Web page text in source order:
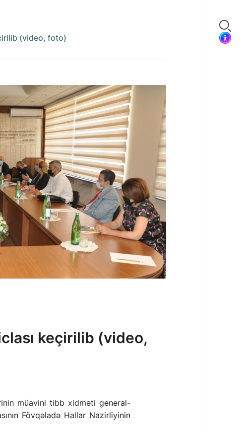
(video, foto)
keçirilib (video,
müavini tibb xidməti general-
Fövqəladə Hallar Nazirliyinin